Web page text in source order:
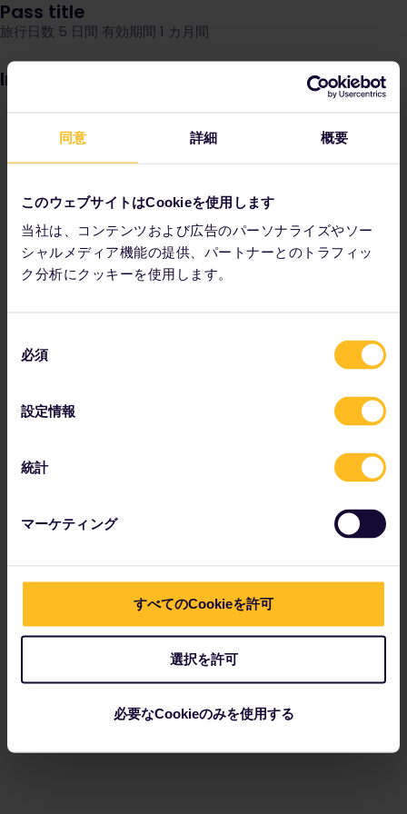
同意 詳細 概要
このウェブサイトはCookieを使用します
当社は、コンテンツおよび広告のパーソナライズやソー
シャルメディア機能の提供、パートナーとのトラフィッ
ク分析にクッキーを使用します。
必須
設定情報
統計
マーケティング
すべてのCookieを許可
選択を許可
必要なCookieのみを使用する
Pass title
旅行日数 5 日間 有効期間 1 カ月間
Image